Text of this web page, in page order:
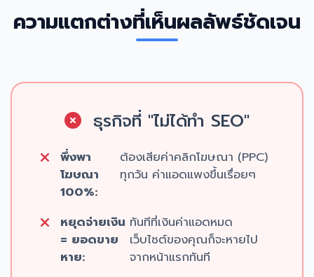
ความแตกต่างที่เห็นผลลัพธ์ชัดเจน
ธุรกิจที่ "ไม่ได้ทำ SEO"
พึ่งพา
โฆษณา
100%:
ต้องเสียค่าคลิกโฆษณา (PPC)
ทุกวัน ค่าแอดแพงขึ้นเรื่อยๆ
หยุดจ่ายเงิน
= ยอดขาย
หาย:
ทันทีที่เงินค่าแอดหมด
เว็บไซต์ของคุณก็จะหายไป
จากหน้าแรกทันที